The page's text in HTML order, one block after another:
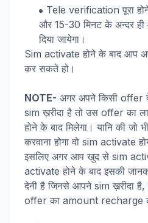
Tele verification पूरा
और 15-30 मिनट के अन्दर
दिया जायेगा।
Sim activate होने के बाद आप
कर सकते हो।
NOTE- अगर अपने किसी offer
sim ख़रीदा है तो उस offer का
होने के बाद मिलेगा। यानि की
करवाना होगा वो sim activate
इसलिए अगर आप खुद से sim
activate होने के बाद इसकी
देनी है जिनसे आपने sim ख़रीदा
offer का amount recharge